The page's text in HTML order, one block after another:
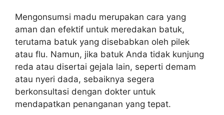
Mengonsumsi madu merupakan cara yang
aman dan efektif untuk meredakan batuk,
terutama batuk yang disebabkan oleh pilek
atau flu. Namun, jika batuk Anda tidak kunjung
reda atau disertai gejala lain, seperti demam
atau nyeri dada, sebaiknya segera
berkonsultasi dengan dokter untuk
mendapatkan penanganan yang tepat.